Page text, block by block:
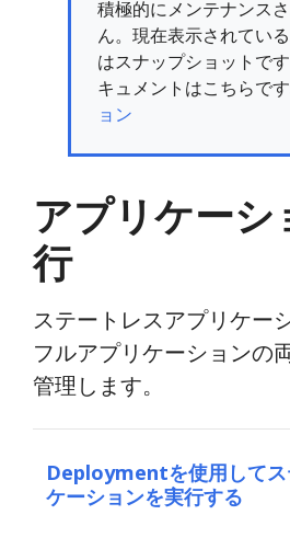
積極的にメンテナンス
ん。現在表示されてい
はスナップショットで
キュメントはこちらで
ョン
アプリケーシ
行
ステートレスアプリケー
フルアプリケーションの
管理します。
Deploymentを使用してス
ケーションを実行する